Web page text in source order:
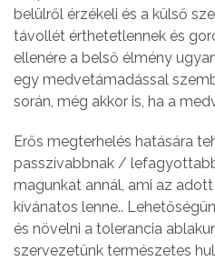
belülről érzékeli és a külső
távollét érthetetlennek és
ellenére a belső élmény
egy medvetámadással
során, még akkor is, ha a
Erős megterhelés hatására
passzívabbnak /
magunkat annál, ami az
kívánatos lenne..
és növelni a tolerancia
szervezetünk természetes